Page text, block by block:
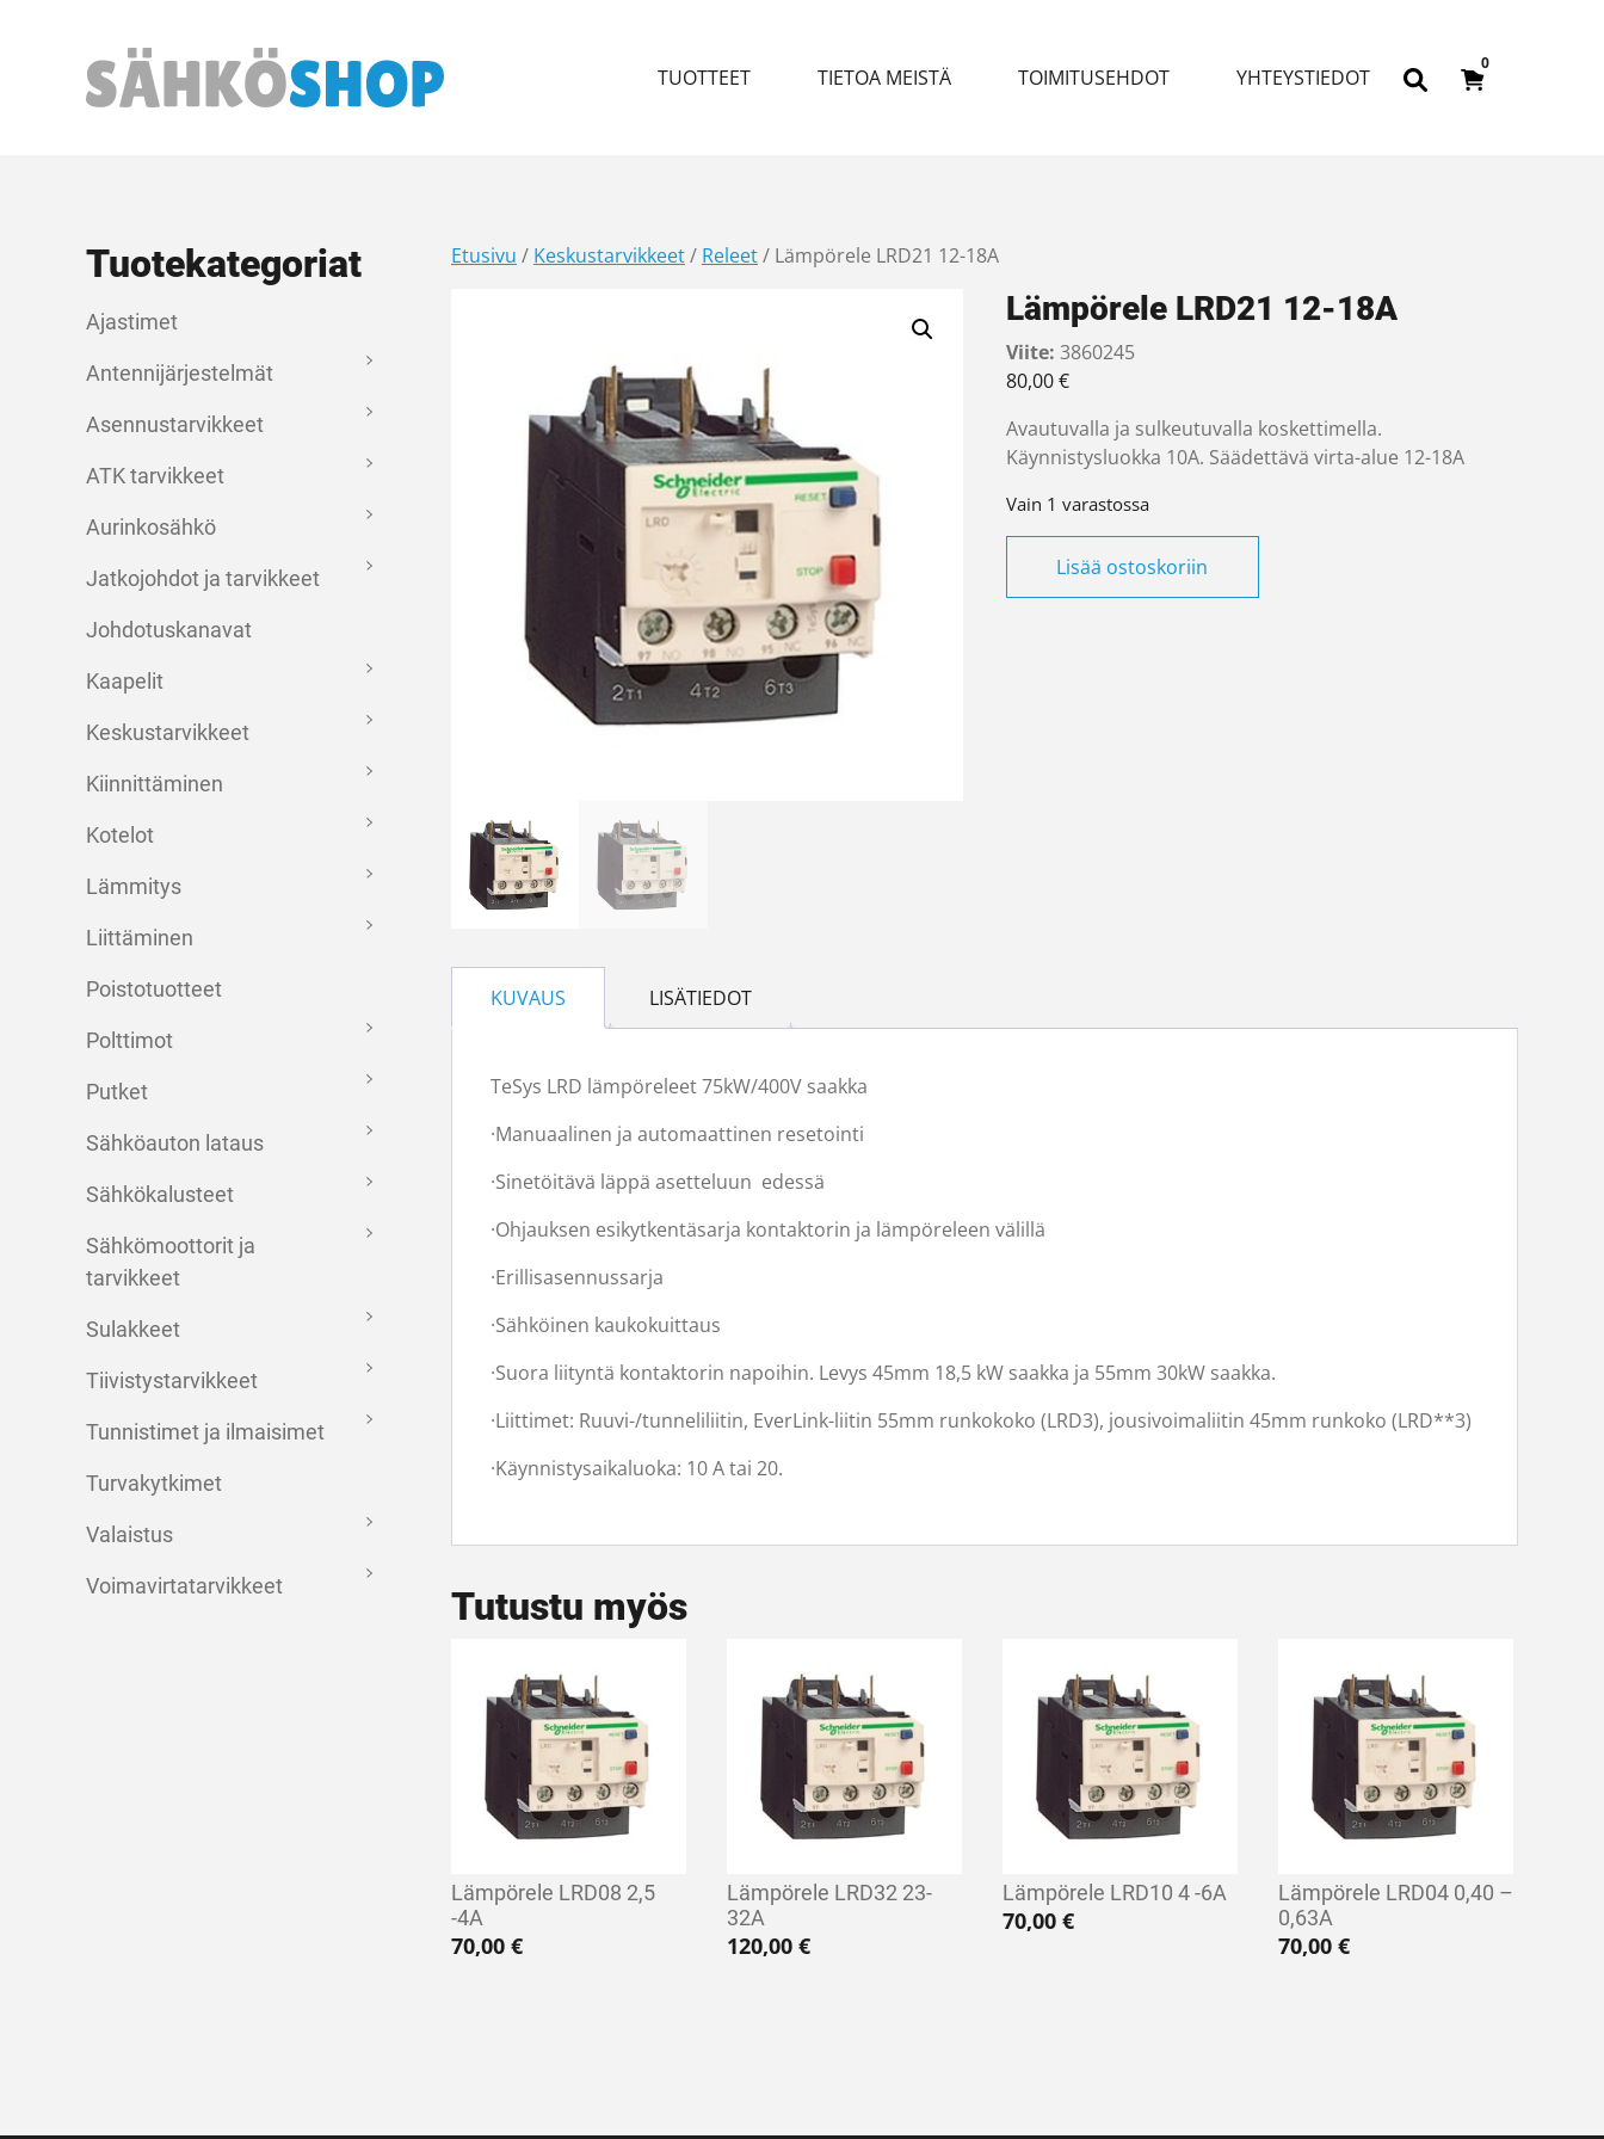
Päävalikko TUOTTEET TIETOA MEISTÄ TOIMITUSEHDOT YHTEYSTIEDOT
0
Tuotekategoriat
Ajastimet
Antennijärjestelmät
Asennustarvikkeet
ATK tarvikkeet
Aurinkosähkö
Jatkojohdot ja tarvikkeet
Johdotuskanavat
Kaapelit
Keskustarvikkeet
Kiinnittäminen
Kotelot
Lämmitys
Liittäminen
Poistotuotteet
Polttimot
Putket
Sähköauton lataus
Sähkökalusteet
Sähkömoottorit ja
tarvikkeet
Sulakkeet
Tiivistystarvikkeet
Tunnistimet ja ilmaisimet
Turvakytkimet
Valaistus
Voimavirtatarvikkeet
Etusivu / Keskustarvikkeet/ Releet/ Lämpörele LRD21 12-18A
Lämpörele LRD21 12-18A
Viite: 3860245
80,00€
Avautuvalla ja sulkeutuvalla koskettimella.
Käynnistysluokka 10A. Säädettävä virta-alue 12-18A
Vain 1 varastossa
Lisää ostoskoriin
KUVAUS LISÄTIEDOT
TeSys LRD lämpöreleet 75kW/400V saakka
·Manuaalinen ja automaattinen resetointi
·Sinetöitävä läppä asetteluun edessä
·Ohjauksen esikytkentäsarja kontaktorin ja lämpöreleen välillä
·Erillisasennussarja
·Sähköinen kaukokuittaus
·Suora liityntä kontaktorin napoihin. Levys 45mm 18,5 kW saakka ja 55mm 30kW saakka.
·Liittimet: Ruuvi-/tunneliliitin, EverLink-liitin 55mm runkokoko (LRD3), jousivoimaliitin 45mm runkoko (LRD**3)
·Käynnistysaikaluoka: 10 A tai 20.
Tutustu myös
Lämpörele LRD08 2,5
-4A
70,00 €
Lämpörele LRD32 23-
32A
120,00€
Lämpörele LRD10 4 -6A
70,00€
Lämpörele LRD04 0,40 –
0,63A
70,00€